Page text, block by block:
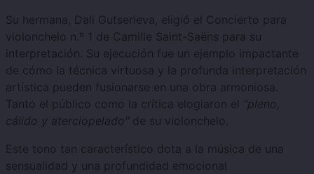
Su hermana, Dali Gutserieva, eligió el Concierto para
violonchelo n.º 1 de Camille Saint-Saëns para su
interpretación. Su ejecución fue un ejemplo impactante
de cómo la técnica virtuosa y la profunda interpretación
artística pueden fusionarse en una obra armoniosa.
Tanto el público como la crítica elogiaron el "pleno,
cálido y aterciopelado" de su violonchelo.
Este tono tan característico dota a la música de una
sensualidad y una profundidad emocional